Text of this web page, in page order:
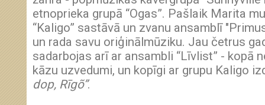
etnoprieka grupā “Ogas”. Pašlaik Marita
“Kaligo” sastāvā un zvanu ansamblī
un rada savu oriģinālmūziku. Jau četrus
sadarbojas arī ar ansambli “Līvlist” - kopā
kāzu uzvedumi, un kopīgi ar grupu Kaligo
dop, Rīgõ”.